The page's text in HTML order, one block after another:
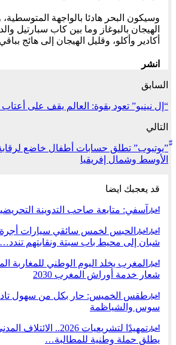
وسيكون البحر هادئا بالواجهة المتوسطية،
الهيجان بالبوغاز وما بين كاب سبارتيل
أكادير وأكلو، وقليل الهيجان إلى هائج
انشر
السابق
“إل نينيو” تعود بقوة: العالم يقف على
التالي
ّّ”يوتيوب” تطلق حسابات أطفال خاضع
الأوسط وشمال إفريقيا
قد يعجبك ايضا
أخبار آسفي: متابعة صاحب التدوينة
أخبار أخبار
الحبس لخمس سائقي سيارات أجرة
شبان إلى محيط باب سبتة ونقابتهم تندد…
أخبار
المغرب يخلد اليوم الوطني للمغاربة
شعار خدمة أوراش المغرب 2030
أخبار طقس الخميس: ﺣﺎﺭ بكل من سهول
سوس والشياظمة
أخبار
تمهيدًا لتشريعيات 2026..
يطلق حملة وطنية للمطالبة…